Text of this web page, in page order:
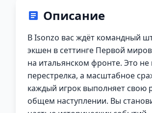
Описание
В Isonzo вас ждёт командный
экшен в сеттинге Первой
на итальянском фронте. Это не
перестрелка, а масштабное
каждый игрок выполняет свою
общем наступлении. Вы